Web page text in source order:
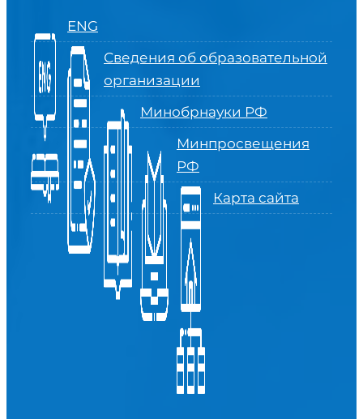
ENG
Сведения об образовательной
организации
Минобрнауки РФ
Минпросвещения
РФ
Карта сайта